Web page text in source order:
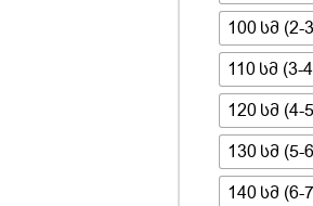
100 სმ
110 სმ
120 სმ
130 სმ
140 სმ